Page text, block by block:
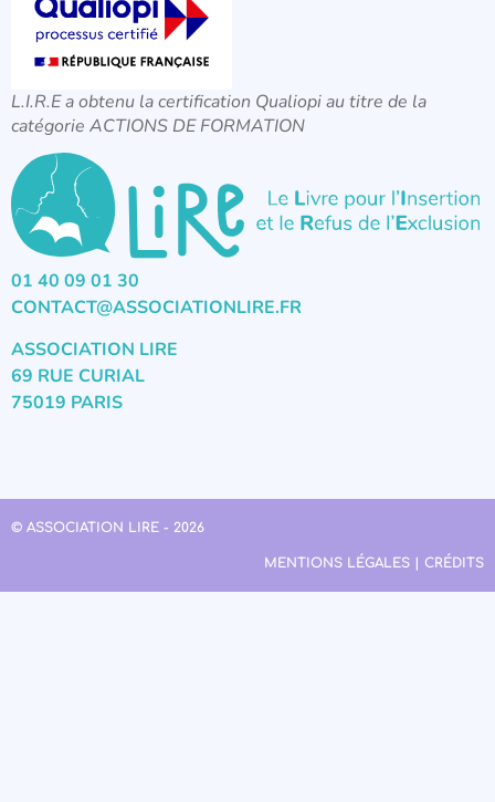
L.I.R.E a obtenu la certification Qualiopi au titre de la
catégorie ACTIONS DE FORMATION
01 40 09 01 30
CONTACT@ASSOCIATIONLIRE.FR
ASSOCIATION LIRE
69 RUE CURIAL
75019 PARIS
© ASSOCIATION LIRE - 2026
MENTIONS LÉGALES | CRÉDITS